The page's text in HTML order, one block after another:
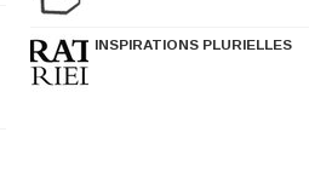
INSPIRATIONS PLURIELLES